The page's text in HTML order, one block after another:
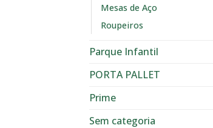
Mesas de Aço
Roupeiros
Parque Infantil
PORTA PALLET
Prime
Sem categoria